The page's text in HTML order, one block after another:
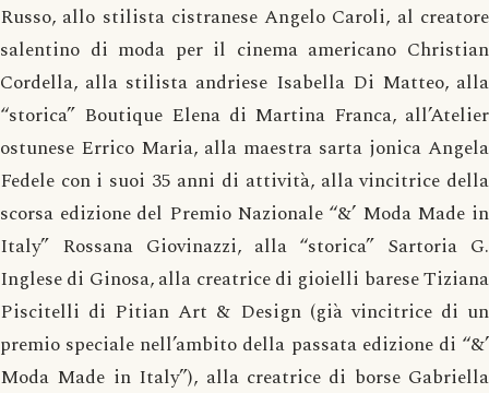
Russo, allo stilista cistranese Angelo Caroli, al creatore
salentino di moda per il cinema americano Christian
Cordella, alla stilista andriese Isabella Di Matteo, alla
“storica” Boutique Elena di Martina Franca, all’Atelier
ostunese Errico Maria, alla maestra sarta jonica Angela
Fedele con i suoi 35 anni di attività, alla vincitrice della
scorsa edizione del Premio Nazionale “&’ Moda Made in
Italy” Rossana Giovinazzi, alla “storica” Sartoria G.
Inglese di Ginosa, alla creatrice di gioielli barese Tiziana
Piscitelli di Pitian Art & Design (già vincitrice di un
premio speciale nell’ambito della passata edizione di “&’
Moda Made in Italy”), alla creatrice di borse Gabriella